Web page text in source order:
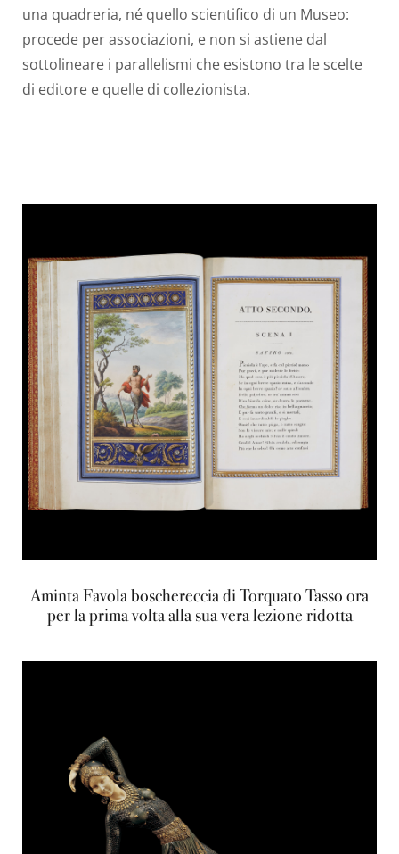
una quadreria, né quello scientifico di un Museo:
procede per associazioni, e non si astiene dal
sottolineare i parallelismi che esistono tra le scelte
di editore e quelle di collezionista.
Aminta Favola boschereccia di Torquato Tasso ora
per la prima volta alla sua vera lezione ridotta